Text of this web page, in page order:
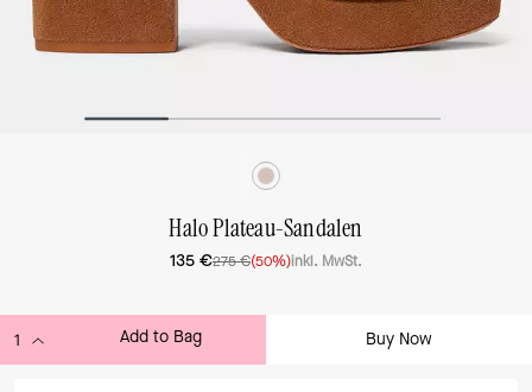
Halo Plateau-Sandalen
135 €275 €(50%)inkl. MwSt.
Add to Bag Buy Now